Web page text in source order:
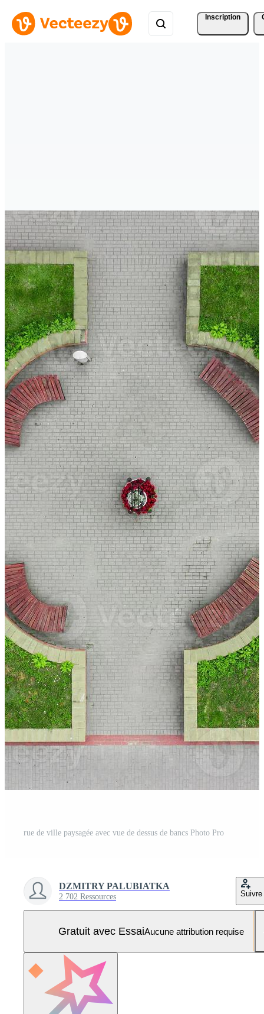
Inscription
rue de ville paysagée avec vue de dessus de bancs Photo Pro
DZMITRY PALUBIATKA
2 702 Ressources Suivre
Gratuit avec EssaiAucune attribution requise